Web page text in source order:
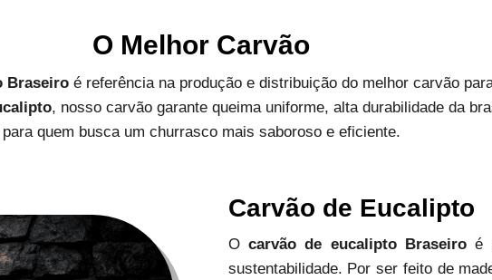
O Melhor Carvão
Braseiro é referência na produção e distribuição do melhor carvão
, nosso carvão garante queima uniforme, alta durabilidade da
para quem busca um churrasco mais saboroso e eficiente.
Carvão de Eucalipto
O carvão de eucalipto Braseiroé
sustentabilidade. Por ser feito de